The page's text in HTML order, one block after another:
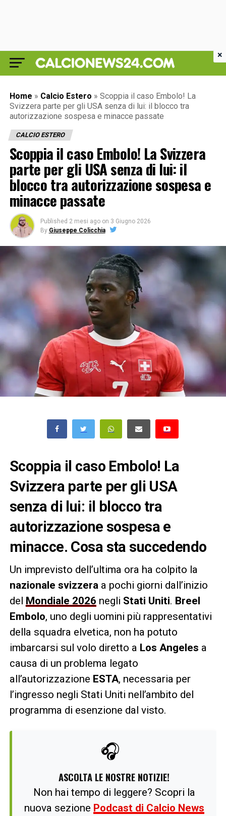
Home » Calcio Estero » Scoppia il caso Embolo! La
Svizzera parte per gli USA senza di lui: il blocco tra
autorizzazione sospesa e minacce passate
CALCIO ESTERO
Scoppia il caso Embolo! La Svizzera
parte per gli USA senza di lui: il
blocco tra autorizzazione sospesa e
minacce passate
Published 2 mesi ago on 3 Giugno 2026
By Giuseppe Colicchia
Scoppia il caso Embolo! La
Svizzera parte per gli USA
senza di lui: il blocco tra
autorizzazione sospesa e
minacce. Cosa sta succedendo
Un imprevisto dell’ultima ora ha colpito la
nazionale svizzeraa pochi giorni dall’inizio
del
Mondiale 2026 negli Stati Uniti. Breel
Embolo, uno degli uomini più rappresentativi
della squadra elvetica, non ha potuto
imbarcarsi sul volo diretto a Los Angeles a
causa di un problema legato
all’autorizzazione ESTA, necessaria per
l’ingresso negli Stati Uniti nell’ambito del
programma di esenzione dal visto.
🎧
ASCOLTA LE NOSTRE NOTIZIE!
Non hai tempo di leggere? Scopri la
nuova sezione Podcast di Calcio News
×